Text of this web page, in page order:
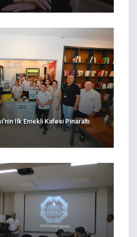
Ilk Emekli Kafesi Pinaraltı